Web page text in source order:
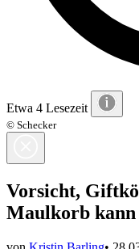
Etwa 4 Lesezeit
© Schecker
Vorsicht,
Maulkorb kann